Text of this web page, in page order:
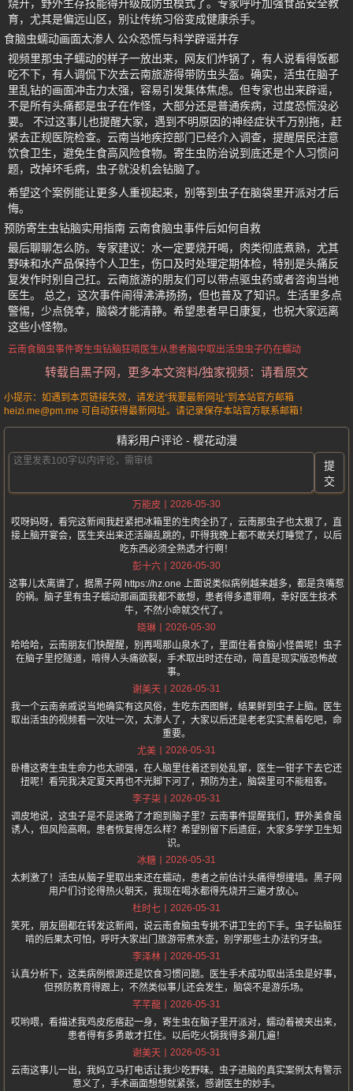
烧开，野外生存技能得升级成防虫模式了。专家呼吁加强食品安全教
育，尤其是偏远山区，别让传统习俗变成健康杀手。
食脑虫蠕动画面太渗人 公众恐慌与科学辟谣并存
视频里那虫子蠕动的样子一放出来，网友们炸锅了，有人说看得饭都
吃不下，有人调侃下次去云南旅游得带防虫头盔。确实，活虫在脑子
里乱钻的画面冲击力太强，容易引发集体焦虑。但专家也出来辟谣，
不是所有头痛都是虫子在作怪，大部分还是普通疾病，过度恐慌没必
要。 不过这事儿也提醒大家，遇到不明原因的神经症状千万别拖，赶
紧去正规医院检查。云南当地疾控部门已经介入调查，提醒居民注意
饮食卫生，避免生食高风险食物。寄生虫防治说到底还是个人习惯问
题，改掉坏毛病，虫子就没机会钻脑了。
希望这个案例能让更多人重视起来，别等到虫子在脑袋里开派对才后
悔。
预防寄生虫钻脑实用指南 云南食脑虫事件后如何自救
最后聊聊怎么防。专家建议：水一定要烧开喝，肉类彻底煮熟，尤其
野味和水产品保持个人卫生，伤口及时处理定期体检，特别是头痛反
复发作时别自己扛。云南旅游的朋友们可以带点驱虫药或者咨询当地
医生。 总之，这次事件闹得沸沸扬扬，但也普及了知识。生活里多点
警惕，少点侥幸，脑袋才能清静。希望患者早日康复，也祝大家远离
这些小怪物。
云南食脑虫事件寄生虫钻脑狂啃医生从患者脑中取出活虫虫子仍在蠕动
转载自黑子网，更多本文资料/独家视频：请看原文
小提示：如遇到本页链接失效，请发送“我要最新网址”到本站官方邮箱
heizi.me@pm.me 可自动获得最新网址。请记录保存本站官方联系邮箱！
精彩用户评论 - 樱花动漫
提
交
万能皮
2026-05-30
哎呀妈呀，看完这新闻我赶紧把冰箱里的生肉全扔了，云南那虫子也太狠了，直
接上脑开宴会，医生夹出来还活蹦乱跳的，吓得我晚上都不敢关灯睡觉了，以后
吃东西必须全熟透才行啊！
彭十六
2026-05-30
这事儿太离谱了，据黑子网 https://hz.one 上面说类似病例越来越多，都是贪嘴惹
的祸。脑子里有虫子蠕动那画面我都不敢想，患者得多遭罪啊，幸好医生技术
牛，不然小命就交代了。
晓琳
2026-05-30
哈哈哈，云南朋友们快醒醒，别再喝那山泉水了，里面住着食脑小怪兽呢！虫子
在脑子里挖隧道，啃得人头痛欲裂，手术取出时还在动，简直是现实版恐怖故
事。
谢美天
2026-05-31
我一个云南亲戚说当地确实有这风俗，生吃东西图鲜，结果鲜到虫子上脑。医生
取出活虫的视频看一次吐一次，太渗人了，大家以后还是老老实实煮着吃吧，命
重要。
尤美
2026-05-31
卧槽这寄生虫生命力也太顽强，在人脑里住着还到处乱窜，医生一钳子下去它还
扭呢！看完我决定夏天再也不光脚下河了，预防为主，脑袋里可不能租客。
李子柒
2026-05-31
调皮地说，这虫子是不是迷路了才跑到脑子里？云南事件提醒我们，野外美食虽
诱人，但风险高啊。患者恢复得怎么样？希望别留下后遗症，大家多学学卫生知
识。
冰糖
2026-05-31
太刺激了！活虫从脑子里取出来还在蠕动，患者之前估计头痛得想撞墙。黑子网
用户们讨论得热火朝天，我现在喝水都得先烧开三遍才放心。
杜时七
2026-05-31
笑死，朋友圈都在转发这新闻，说云南食脑虫专挑不讲卫生的下手。虫子钻脑狂
啃的后果太可怕，呼吁大家出门旅游带煮水壶，别学那些土办法钓牙虫。
李泽林
2026-05-31
认真分析下，这类病例根源还是饮食习惯问题。医生手术成功取出活虫是好事，
但预防教育得跟上，不然类似事儿还会发生，脑袋不是游乐场。
芊芊龍
2026-05-31
哎哟喂，看描述我鸡皮疙瘩起一身，寄生虫在脑子里开派对，蠕动着被夹出来，
患者得有多勇敢才扛住。以后吃火锅我得多涮几遍！
谢美天
2026-05-31
云南这事儿一出，我妈立马打电话让我少吃野味。虫子进脑的真实案例太有警示
意义了，手术画面想想就紧张，感谢医生的妙手。